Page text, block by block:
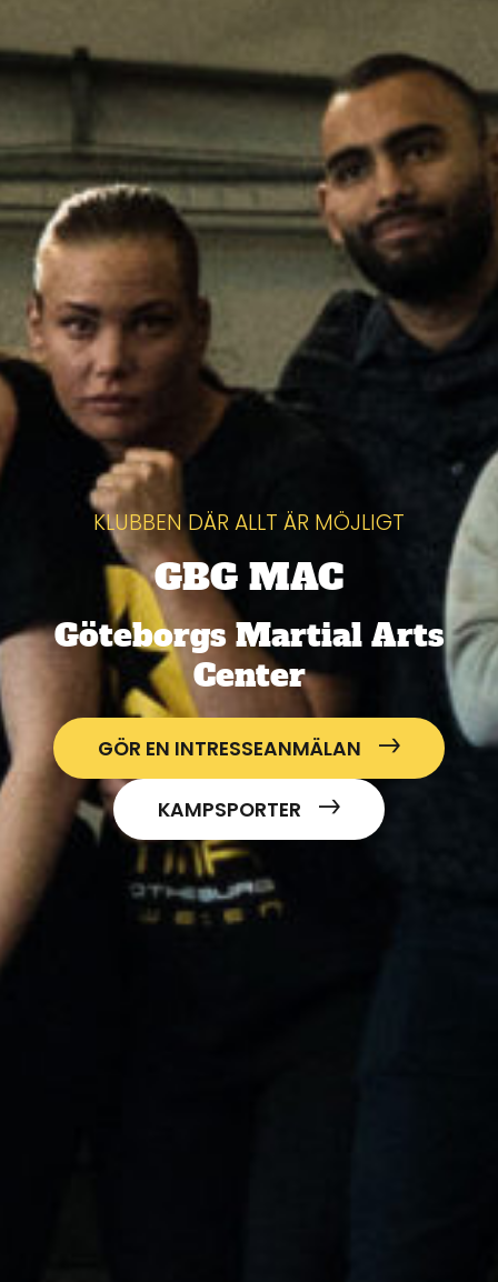
KLUBBEN DÄR ALLT ÄR MÖJLIGT
GBG MAC
Göteborgs Martial Arts
Center
GÖR EN INTRESSEANMÄLAN
KAMPSPORTER